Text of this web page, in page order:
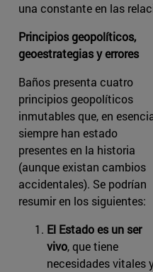
una constante en las
Principios geopolíticos,
geoestrategias y errores
Baños presenta cuatro
principios geopolíticos
inmutables que, en
siempre han estado
presentes en la historia
(aunque existan cambios
accidentales). Se podrían
resumir en los siguientes:
El Estado es un ser
vivo, que tiene
necesidades vitales